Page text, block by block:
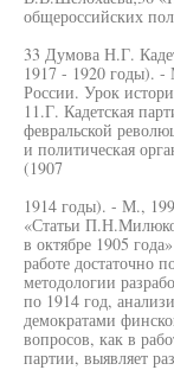
общероссийских
33 Думова Н.Г.
1917 - 1920 годы). -
России. Урок
11.Г. Кадетская
февральской
и политическая
(1907
1914 годы). - М.,
«Статьи
в октябре 1905
работе достаточно
методологии
по 1914 год,
демократами
вопросов, как в
партии, выявляет